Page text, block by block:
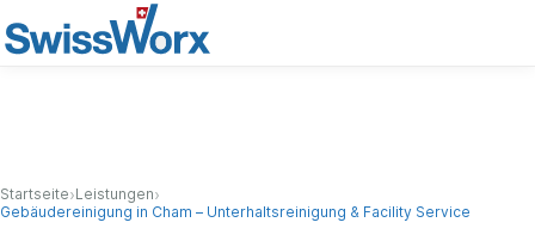
Startseite›Leistungen›
Gebäudereinigung in Cham – Unterhaltsreinigung & Facility Service